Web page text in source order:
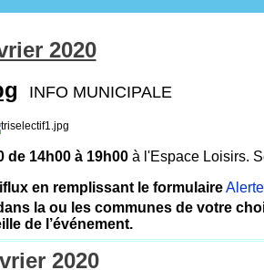
2020
INFO MUNICIPALE
de 14h00 à 19h00 à l'Espace Loisirs.
en remplissant le formulaire
la ou les communes de votre
de l’événement.
2020